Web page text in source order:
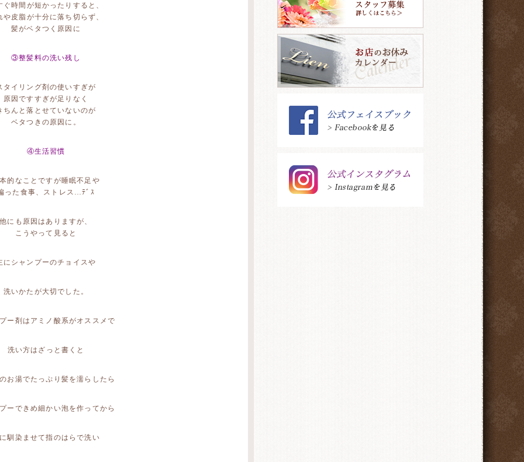
ぐ時間が短かったりすると、
や皮脂が十分に落ち切らず、
髪がベタつく原因に
③整髪料の洗い残し
タイリング剤の使いすぎが
原因ですすぎが足りなく
ちんと落とせていないのが
ベタつきの原因に。
④生活習慣
的なことですが睡眠不足や
った食事、ストレス…ﾃﾞｽ
他にも原因はありますが、
こうやって見ると
にシャンプーのチョイスや
洗いかたが大切でした。
ー剤はアミノ酸系がオススメで
洗い方はざっと書くと
お湯でたっぷり髪を濡らしたら
ーできめ細かい泡を作ってから
馴染ませて指のはらで洗い